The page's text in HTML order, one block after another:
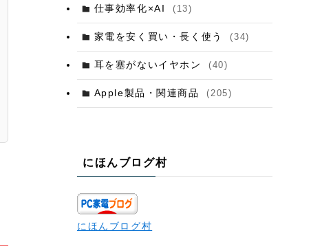
仕事効率化×AI (13)
家電を安く買い・長く使う (34)
耳を塞がないイヤホン (40)
Apple製品・関連商品 (205)
にほんブログ村
にほんブログ村